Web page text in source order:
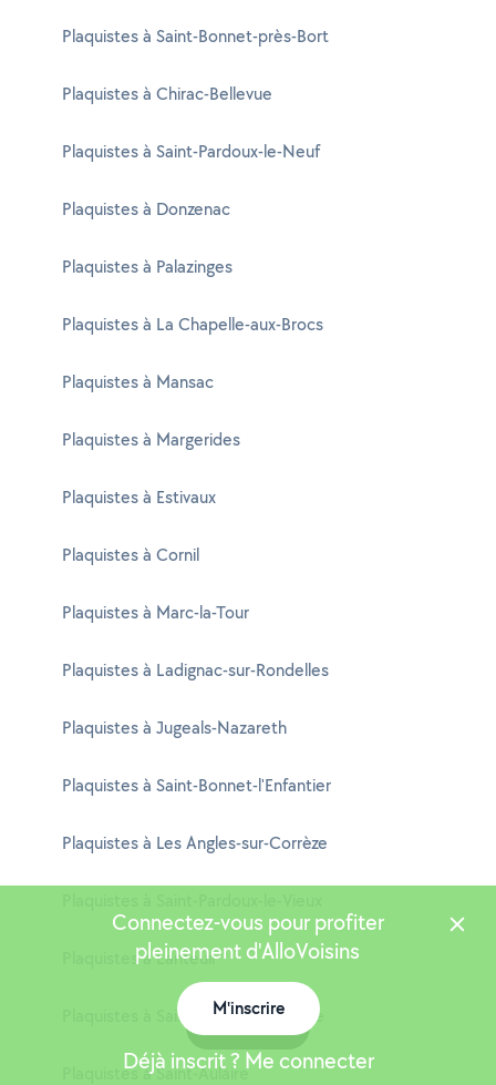
Plaquistes à Saint-Bonnet-près-Bort
Plaquistes à Chirac-Bellevue
Plaquistes à Saint-Pardoux-le-Neuf
Plaquistes à Donzenac
Plaquistes à Palazinges
Plaquistes à La Chapelle-aux-Brocs
Plaquistes à Mansac
Plaquistes à Margerides
Plaquistes à Estivaux
Plaquistes à Cornil
Plaquistes à Marc-la-Tour
Plaquistes à Ladignac-sur-Rondelles
Plaquistes à Jugeals-Nazareth
Plaquistes à Saint-Bonnet-l'Enfantier
Plaquistes à Les Angles-sur-Corrèze
Plaquistes à Lanteuil
Plaquistes à Saint-Bonnet-Avalouze
Plaquistes à Saint-Aulaire
Connectez-vous pour profiter
pleinement d'AlloVoisins
M'inscrire
Déjà inscrit ? Me connecter